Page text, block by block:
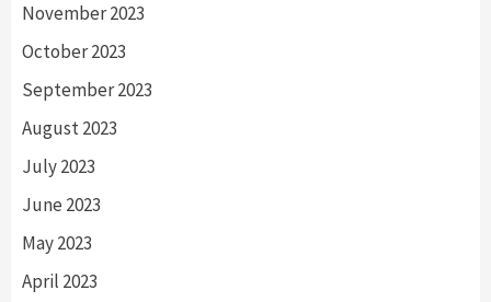
November 2023
October 2023
September 2023
August 2023
July 2023
June 2023
May 2023
April 2023